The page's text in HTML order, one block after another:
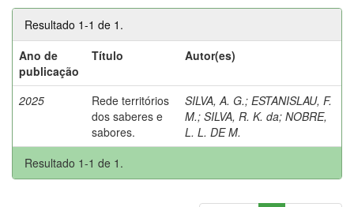
Resultado 1-1 de 1.
Ano de
publicação
Título Autor(es)
2025
Rede territórios
dos saberes e
sabores.
SILVA, A. G.; ESTANISLAU, F.
M.; SILVA, R. K. da; NOBRE,
L. L. DE M.
Resultado 1-1 de 1.